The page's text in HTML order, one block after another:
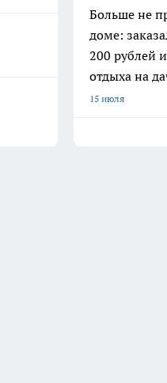
Больше не
доме:
200 рублей
отдыха на
15 июля